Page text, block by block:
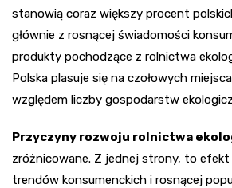
stanowią coraz większy procent
głównie z rosnącej świadomości
produkty pochodzące z rolnictwa
Polska plasuje się na czołowych
względem liczby gospodarstw
Przyczyny rozwoju rolnictwa
zróżnicowane. Z jednej strony, to efekt
trendów konsumenckich i rosnącej